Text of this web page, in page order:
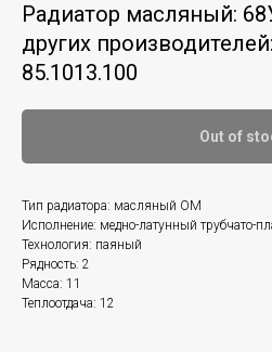
Радиатор масляный:
других
85.1013.100
Out of
Тип радиатора: масляный ОМ
Исполнение: медно-латунный трубчато-
Технология: паяный
Рядность: 2
Масса: 11
Теплоотдача: 12